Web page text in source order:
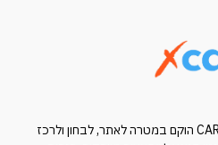
אתר Xcar מקבוצת CARS MEDIA הוקם במטרה לאתר, לבחון ולרכז